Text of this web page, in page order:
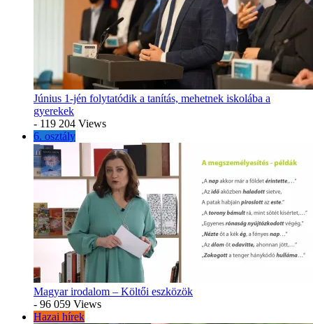
Június 1-jén folytatódik a tanítás, mehetnek iskolába a
gyerekek
- 119 204 Views
6. osztály
Magyar irodalom – Költői eszközök
- 96 059 Views
Hazai hírek